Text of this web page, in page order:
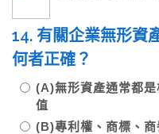
14. 有關企業無形資
何者正確？
(A)無形資產通常都
值
(B)專利權、商標、